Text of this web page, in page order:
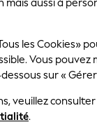
FEMME
FEMME
pour femmes.
aussi à
les Cookies»
Vous
sur «
veuillez
.